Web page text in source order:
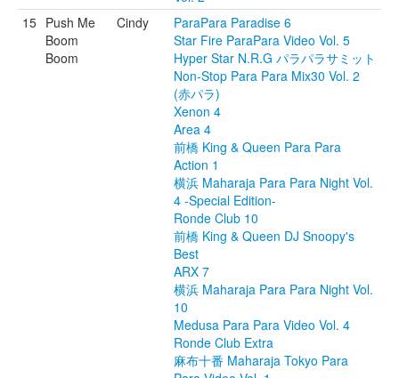
15 Push Me
Boom
Boom
Cindy
ParaPara Paradise 6
Star Fire ParaPara Video Vol. 5
Hyper Star N.R.G パラパラサミット
Non-Stop Para Para Mix30 Vol. 2
(赤パラ)
Xenon 4
Area 4
前橋 King & Queen Para Para
Action 1
横浜 Maharaja Para Para Night Vol.
4 -Special Edition-
Ronde Club 10
前橋 King & Queen DJ Snoopy's
Best
ARX 7
横浜 Maharaja Para Para Night Vol.
10
Medusa Para Para Video Vol. 4
Ronde Club Extra
麻布十番 Maharaja Tokyo Para